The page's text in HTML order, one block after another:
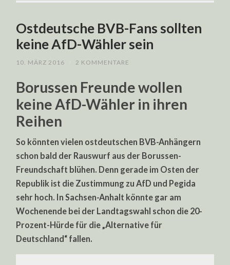
Ostdeutsche BVB-Fans sollten
keine AfD-Wähler sein
10. MÄRZ 2016 2 KOMMENTARE
Borussen Freunde wollen
keine AfD-Wähler in ihren
Reihen
So könnten vielen ostdeutschen BVB-Anhängern
schon bald der Rauswurf aus der Borussen-
Freundschaft blühen. Denn gerade im Osten der
Republik ist die Zustimmung zu AfD und Pegida
sehr hoch. In Sachsen-Anhalt könnte gar am
Wochenende bei der Landtagswahl schon die 20-
Prozent-Hürde für die „Alternative für
Deutschland“ fallen.